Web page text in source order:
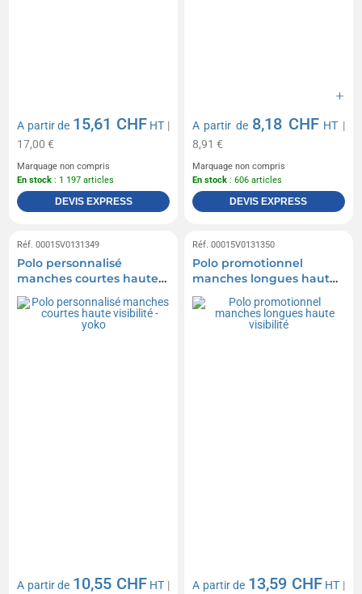
A partir de 15,61 CHF HT |
17,00 €
Marquage non compris
En stock : 1 197 articles
DEVIS EXPRESS
A partir de 8,18 CHF HT |
8,91 €
Marquage non compris
En stock : 606 articles
DEVIS EXPRESS
Réf. 00015V0131349
Polo personnalisé
manches courtes haute
visibilité - yoko
A partir de 10,55 CHF HT |
Réf. 00015V0131350
Polo promotionnel
manches longues haute
visibilité
A partir de 13,59 CHF HT |